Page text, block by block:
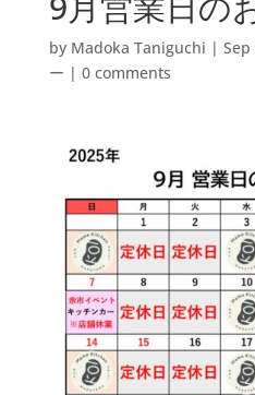
by Madoka Taniguchi | Sep
ー | 0 comments